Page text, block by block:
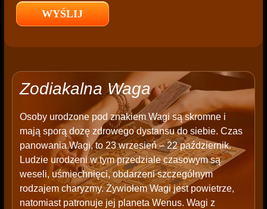
Zodiakalna Waga
Osoby urodzone pod znakiem Wagi są skromne i
mają sporą dozę zdrowego dystansu do siebie. Czas
panowania Wagi, to 23 wrzesień – 22 październik.
Ludzie urodzeni w tym przedziale czasowym są
weseli, uśmiechnięci, obdarzeni szczególnym
rodzajem charyzmy. Żywiołem Wagi jest powietrze,
natomiast patronuje jej planeta Wenus. Wagi z